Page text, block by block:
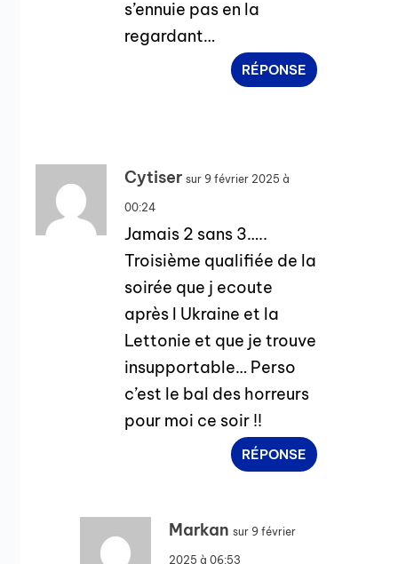
s’ennuie pas en la
regardant…
RÉPONSE
Cytiser sur 9 février 2025 à
00:24
Jamais 2 sans 3…..
Troisième qualifiée de la
soirée que j ecoute
après l Ukraine et la
Lettonie et que je trouve
insupportable… Perso
c’est le bal des horreurs
pour moi ce soir !!
RÉPONSE
Markan sur 9 février
2025 à 06:53